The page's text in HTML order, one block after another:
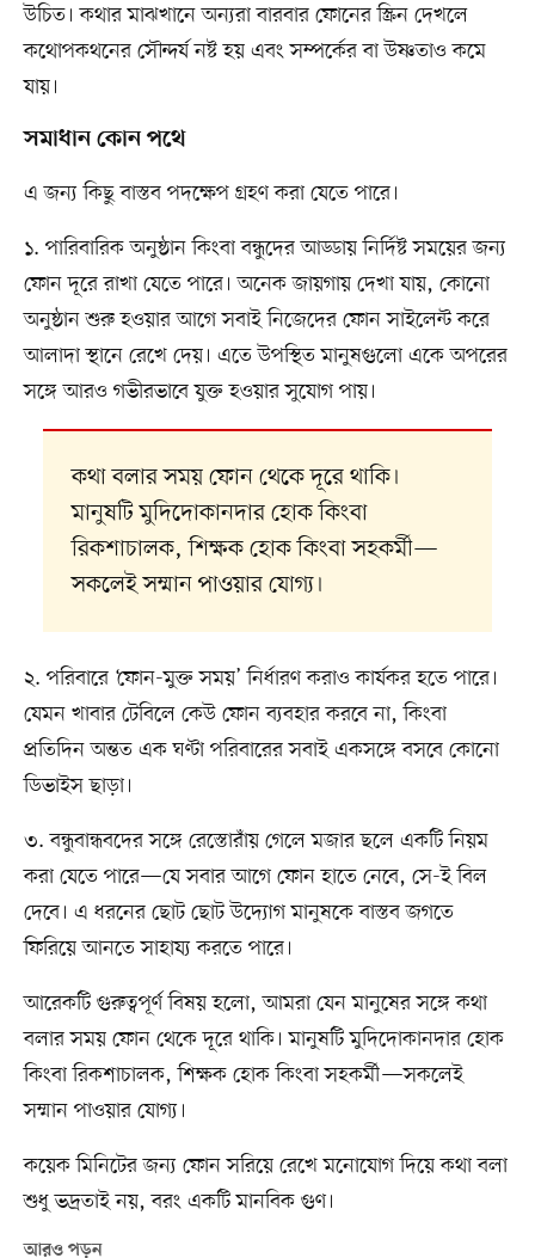
উচিত। কথার মাঝখানে অন্যরা বারবার ফোনের স্ক্রিন দেখলে
কথোপকথনের সৌন্দর্য নষ্ট হয় এবং সম্পর্কের বা উষ্ণতাও কমে
যায়।
সমাধান কোন পথে
এ জন্য কিছু বাস্তব পদক্ষেপ গ্রহণ করা যেতে পারে।
১. পারিবারিক অনুষ্ঠান কিংবা বন্ধুদের আড্ডায় নির্দিষ্ট সময়ের জন্য
ফোন দূরে রাখা যেতে পারে। অনেক জায়গায় দেখা যায়, কোনো
অনুষ্ঠান শুরু হওয়ার আগে সবাই নিজেদের ফোন সাইলেন্ট করে
আলাদা স্থানে রেখে দেয়। এতে উপস্থিত মানুষগুলো একে অপরের
সঙ্গে আরও গভীরভাবে যুক্ত হওয়ার সুযোগ পায়।
কথা বলার সময় ফোন থেকে দূরে থাকি।
মানুষটি মুদিদোকানদার হোক কিংবা
রিকশাচালক, শিক্ষক হোক কিংবা সহকর্মী—
সকলেই সম্মান পাওয়ার যোগ্য।
২. পরিবারে ‘ফোন-মুক্ত সময়’ নির্ধারণ করাও কার্যকর হতে পারে।
যেমন খাবার টেবিলে কেউ ফোন ব্যবহার করবে না, কিংবা
প্রতিদিন অন্তত এক ঘণ্টা পরিবারের সবাই একসঙ্গে বসবে কোনো
ডিভাইস ছাড়া।
৩. বন্ধুবান্ধবদের সঙ্গে রেস্তোরাঁয় গেলে মজার ছলে একটি নিয়ম
করা যেতে পারে—যে সবার আগে ফোন হাতে নেবে, সে-ই বিল
দেবে। এ ধরনের ছোট ছোট উদ্যোগ মানুষকে বাস্তব জগতে
ফিরিয়ে আনতে সাহায্য করতে পারে।
আরেকটি গুরুত্বপূর্ণ বিষয় হলো, আমরা যেন মানুষের সঙ্গে কথা
বলার সময় ফোন থেকে দূরে থাকি। মানুষটি মুদিদোকানদার হোক
কিংবা রিকশাচালক, শিক্ষক হোক কিংবা সহকর্মী—সকলেই
সম্মান পাওয়ার যোগ্য।
কয়েক মিনিটের জন্য ফোন সরিয়ে রেখে মনোযোগ দিয়ে কথা বলা
শুধু ভদ্রতাই নয়, বরং একটি মানবিক গুণ।
আরও পড়ুন